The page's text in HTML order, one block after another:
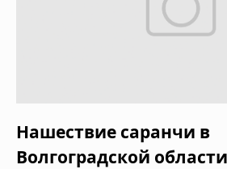
Нашествие саранчи в
Волгоградской области